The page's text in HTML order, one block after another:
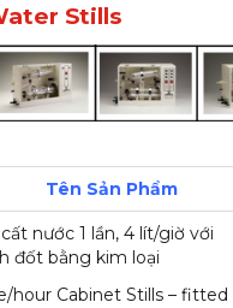
Stills
Tên Sản Phẩm
nước 1 lần, 4 lít/giờ với
đốt bằng kim loại
hour Cabinet Stills – fitted